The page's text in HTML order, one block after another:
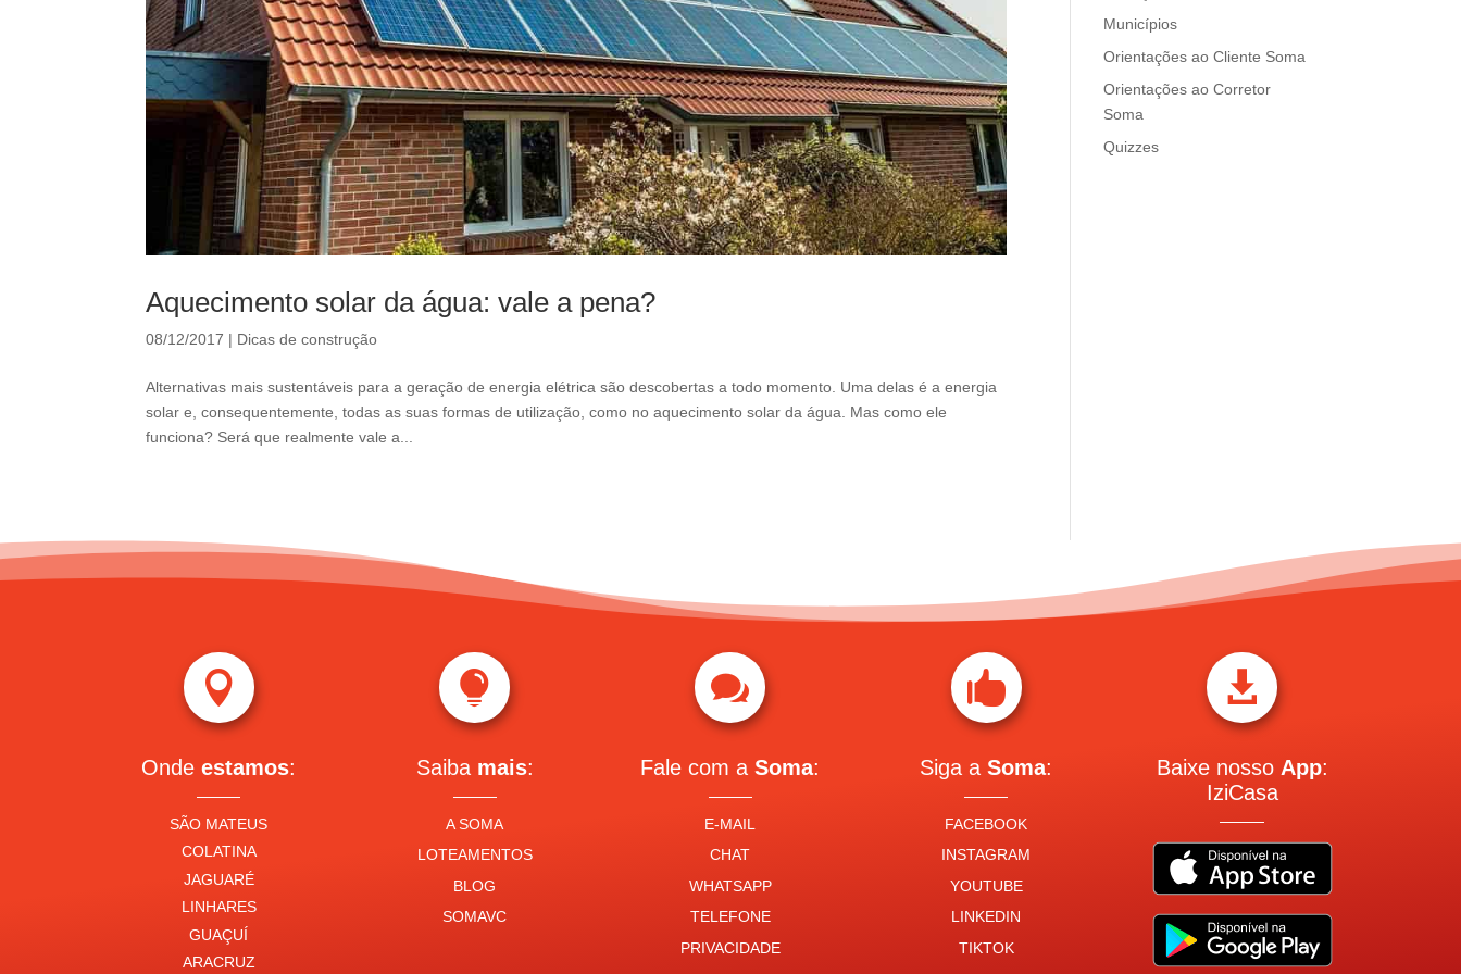
l
e
f
t
b
l
a
n
k
Aquecimento solar da água: vale a pena?
08/12/2017 | Dicas de construção
Alternativas mais sustentáveis para a geração de energia elétrica são descobertas a todo momento. Uma delas é a energia
solar e, consequentemente, todas as suas formas de utilização, como no aquecimento solar da água. Mas como ele
funciona? Será que realmente vale a...
Municípios
Orientações ao Cliente Soma
Orientações ao Corretor
Soma
Quizzes

Ondeestamos:
SÃO MATEUS
COLATINA
JAGUARÉ
LINHARES
GUAÇUÍ
ARACRUZ

Saiba mais:
A SOMA
LOTEAMENTOS
BLOG
SOMAVC

Fale com aSoma:
E-MAIL
CHAT
WHATSAPP
TELEFONE
PRIVACIDADE

Siga aSoma:
FACEBOOK
INSTAGRAM
YOUTUBE
LINKEDIN
TIKTOK

Baixe nosso App:
IziCasa